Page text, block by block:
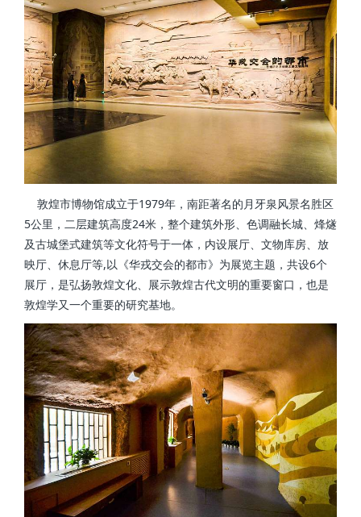
敦煌市博物馆成立于1979年，南距著名的月牙泉风景名胜区
5公里，二层建筑高度24米，整个建筑外形、色调融长城、烽燧
及古城堡式建筑等文化符号于一体，内设展厅、文物库房、放
映厅、休息厅等,以《华戎交会的都市》为展览主题，共设6个
展厅，是弘扬敦煌文化、展示敦煌古代文明的重要窗口，也是
敦煌学又一个重要的研究基地。